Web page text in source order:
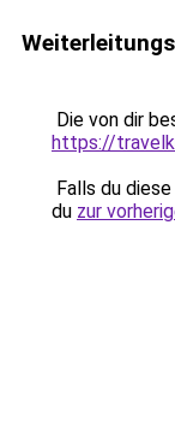
Die von dir
https://
Falls du
du zur